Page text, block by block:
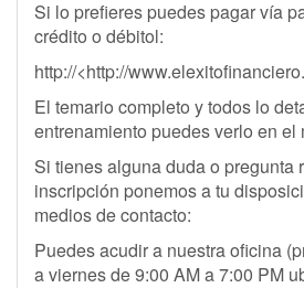
Si lo prefieres puedes pagar vía
crédito o débitol:
http://<http://
El temario completo y todos lo
entrenamiento puedes verlo en el
Si tienes alguna duda o pregunta
inscripción ponemos a tu
medios de contacto:
Puedes acudir a nuestra oficina
a viernes de 9:00 AM a 7:00 PM